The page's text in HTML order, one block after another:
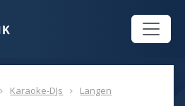
Karaoke-DJs Langen